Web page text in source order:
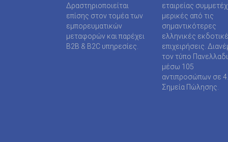
SUPER MEDIA ΕΚΔΟΤΙΚΕΣ ΕΠΙΧΕΙΡΗΣΕΙΣ ΙΚΕ
TAXHEAVEN A.E
TELEVISION PRINT ΜΟΝΟΠΡΟΣΩΠΗ Ι Κ Ε
Δραστηριοποιείται
επίσης στον τομέα των
εμπορευματικών
μεταφορών και παρέχει
B2B & B2C υπηρεσίες.
εταιρείας
μερικές από τις
σημαντικότερες
ελληνικές
επιχειρήσεις.
τον τύπο
μέσω 105
αντιπροσώπων σε
Σημεία Πώλησης.